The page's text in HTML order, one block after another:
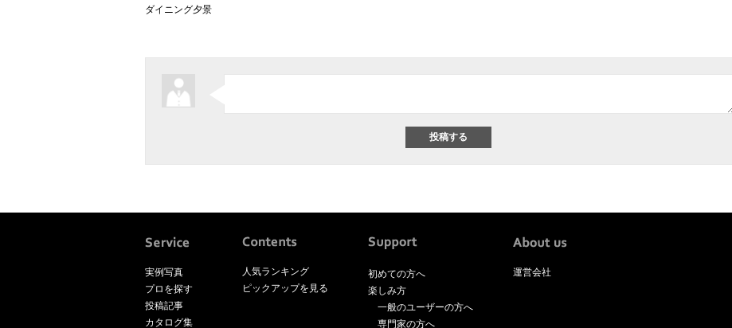
ダイニング夕景
実例写真
プロを探す
投稿記事
カタログ集
人気ランキング
ピックアップを見る
初めての方へ
楽しみ方
一般のユーザーの方へ
専門家の方へ
運営会社